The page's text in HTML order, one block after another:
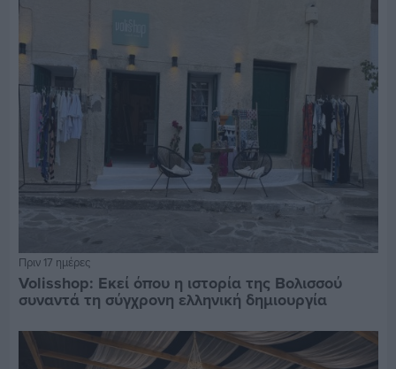
Πριν 17 ημέρες
Volisshop: Εκεί όπου η ιστορία της Βολισσού
συναντά τη σύγχρονη ελληνική δημιουργία